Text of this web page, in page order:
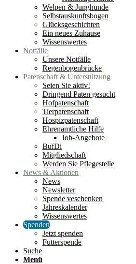
Welpen & Junghunde
Selbstauskunftsbogen
Glücksgeschichten
Ein neues Zuhause
Wissenswertes
Notfälle
Unsere Notfälle
Regenbogenbrücke
Patenschaft & Unterstützung
Seien Sie aktiv!
Dringend Paten gesucht
Hofpatenschaft
Tierpatenschaft
Hospizpatenschaft
Ehrenamtliche Hilfe
Job-Angebote
BufDi
Mitgliedschaft
Werden Sie Pflegestelle
News & Aktionen
News
Newsletter
Spende veschenken
Jahreskalender
Wissenswertes
Spenden
Jetzt spenden
Futterspende
Suche
Menü